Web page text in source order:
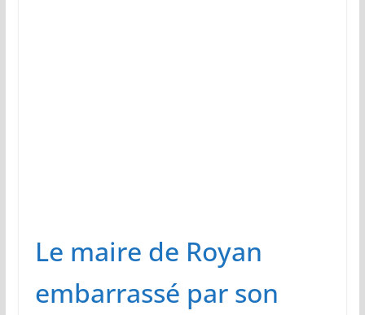
Le maire de Royan
embarrassé par son